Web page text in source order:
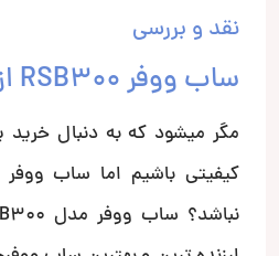
نقد و بررسی
ساب ووفر RSB300 از برند فوکال
مگر میشود که به دنبال
کیفیتی باشیم اما ساب